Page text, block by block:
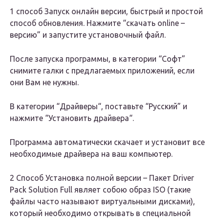
1 способ Запуск онлайн версии, быстрый и простой
способ обновления. Нажмите “скачать online –
версию” и запустите установочный файл.
После запуска программы, в категории “Софт”
снимите галки с предлагаемых приложений, если
они Вам не нужны.
В категории “Драйверы“, поставьте “Русский” и
нажмите “Установить драйвера“.
Программа автоматически скачает и установит все
необходимые драйвера на ваш компьютер.
2 Способ Установка полной версии – Пакет Driver
Pack Solution Full являет собою образ ISO (такие
файлы часто называют виртуальными дисками),
который необходимо открывать в специальной